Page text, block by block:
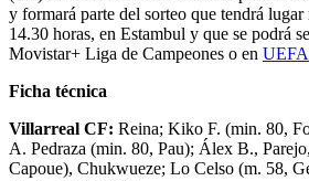
y formará parte del sorteo que tendrá lugar
14.30 horas, en Estambul y que se podrá
Movistar+ Liga de Campeones o en
Ficha técnica
Villarreal CF: Reina; Kiko F. (min. 80,
A. Pedraza (min. 80, Pau); Álex B.,
Capoue), Chukwueze; Lo Celso (m. 58,